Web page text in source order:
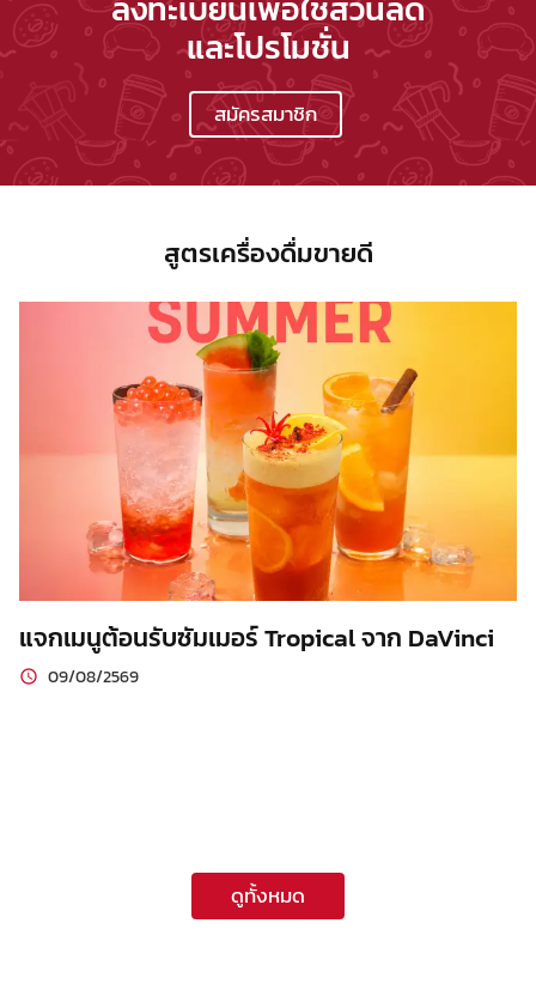
และโปรโมชั่น
สมัครสมาชิก
สูตรเครื่องดื่มขายดี
แจกเมนูต้อนรับซัมเมอร์ Tropical จาก DaVinci
09/08/2569
ดูทั้งหมด